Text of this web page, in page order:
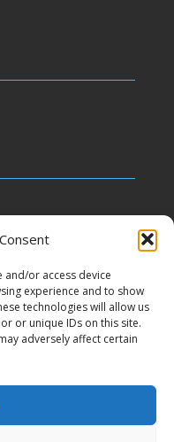
and/or access device
experience and to show
technologies will allow us
or unique IDs on this site.
adversely affect certain